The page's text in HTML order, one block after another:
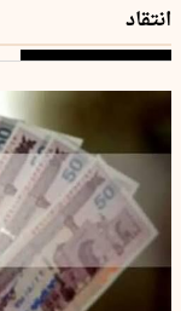
انتقاد